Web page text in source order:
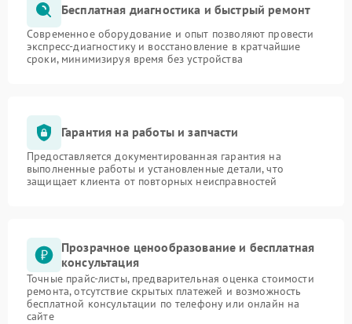
Бесплатная диагностика и быстрый ремонт
Современное оборудование и опыт позволяют провести
экспресс-диагностику и восстановление в кратчайшие
сроки, минимизируя время без устройства
Гарантия на работы и запчасти
Предоставляется документированная гарантия на
выполненные работы и установленные детали, что
защищает клиента от повторных неисправностей
Прозрачное ценообразование и бесплатная
консультация
Точные прайс-листы, предварительная оценка стоимости
ремонта, отсутствие скрытых платежей и возможность
бесплатной консультации по телефону или онлайн на
сайте